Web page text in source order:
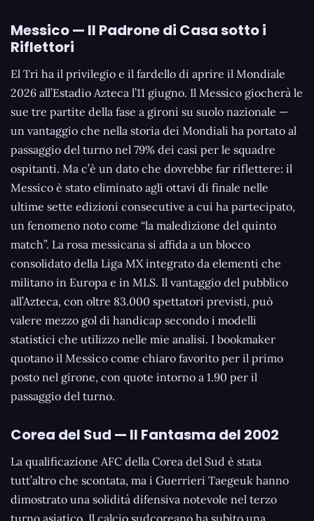
Messico — Il Padrone di Casa sotto i
Riflettori
El Tri ha il privilegio e il fardello di aprire il Mondiale
2026 all’Estadio Azteca l’11 giugno. Il Messico giocherà le
sue tre partite della fase a gironi su suolo nazionale —
un vantaggio che nella storia dei Mondiali ha portato al
passaggio del turno nel 79% dei casi per le squadre
ospitanti. Ma c’è un dato che dovrebbe far riflettere: il
Messico è stato eliminato agli ottavi di finale nelle
ultime sette edizioni consecutive a cui ha partecipato,
un fenomeno noto come “la maledizione del quinto
match”. La rosa messicana si affida a un blocco
consolidato della Liga MX integrato da elementi che
militano in Europa e in MLS. Il vantaggio del pubblico
all’Azteca, con oltre 83.000 spettatori previsti, può
valere mezzo gol di handicap secondo i modelli
statistici che utilizzo nelle mie analisi. I bookmaker
quotano il Messico come chiaro favorito per il primo
posto nel girone, con quote intorno a 1.90 per il
passaggio del turno.
Corea del Sud — Il Fantasma del 2002
La qualificazione AFC della Corea del Sud è stata
tutt’altro che scontata, ma i Guerrieri Taegeuk hanno
dimostrato una solidità difensiva notevole nel terzo
turno asiatico. Il calcio sudcoreano ha subito una